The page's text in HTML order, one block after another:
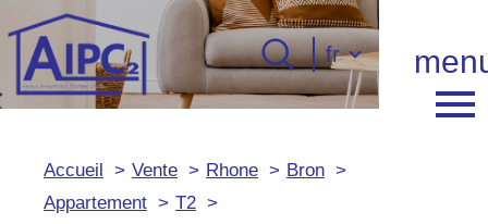
Langue
fr
Accueil 0 Langue
fr
Accueil Vente Rhone
Bron
Appartement
T2